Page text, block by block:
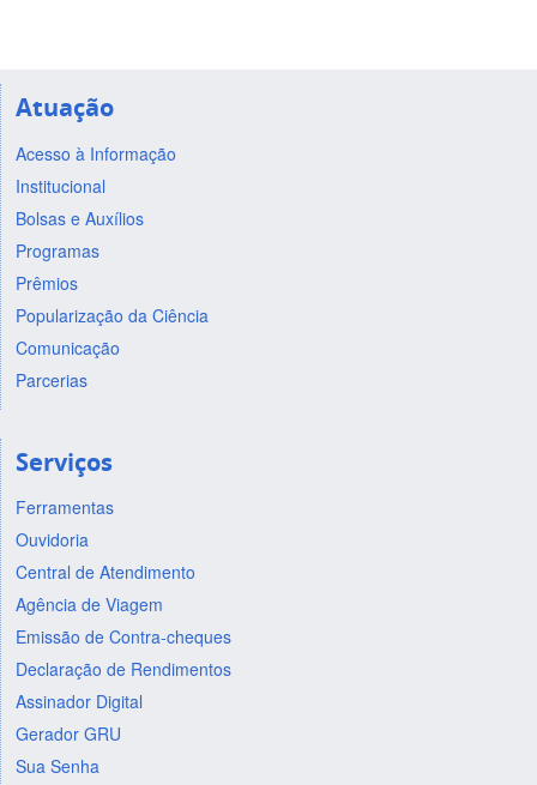
Atuação
Acesso à Informação
Institucional
Bolsas e Auxílios
Programas
Prêmios
Popularização da Ciência
Comunicação
Parcerias
Serviços
Ferramentas
Ouvidoria
Central de Atendimento
Agência de Viagem
Emissão de Contra-cheques
Declaração de Rendimentos
Assinador Digital
Gerador GRU
Sua Senha